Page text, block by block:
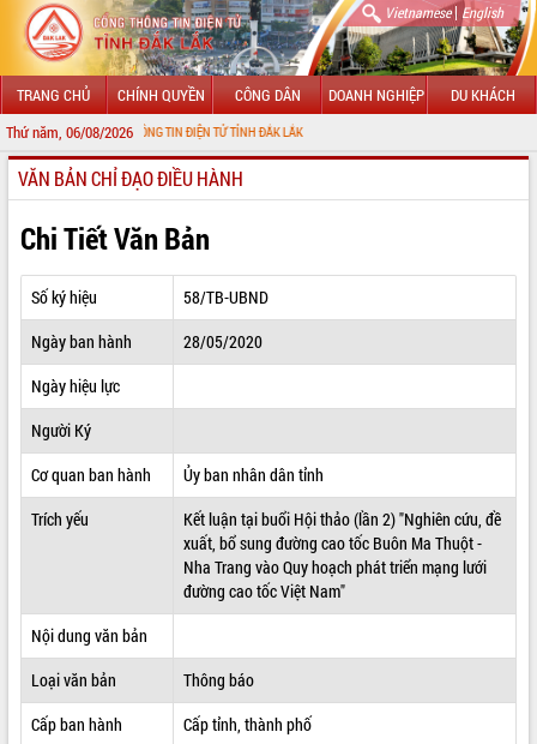
Vietnamese| English
TRANG CHỦ CHÍNH QUYỀN CÔNG DÂN DOANH NGHIỆP DU KHÁCH
Thứ năm, 06/08/2026
VỚI CỔNG THÔNG TIN ĐIỆN TỬ TỈNH ĐẮK LẮK
GIỚI THIỆU
LÃNH ĐẠO UBND TỈNH
TIN TỨC SỰ KIỆN
SỞ, BAN, NGÀNH
THÔNG TIN CHỈ ĐẠO ĐIỀU HÀNH
HỆ THỐNG VĂN BẢN
VĂN BẢN HĐND TỈNH
QUY HOẠCH - KẾ HOẠCH
VĂN BẢN CHỈ ĐẠO ĐIỀU HÀNH
Chi Tiết Văn Bản
Số ký hiệu
58/TB-UBND
Ngày ban hành
28/05/2020
Ngày hiệu lực
Người Ký
Cơ quan ban hành
Ủy ban nhân dân tỉnh
Trích yếu
Kết luận tại buổi Hội thảo (lần 2) "Nghiên cứu, đề
xuất, bổ sung đường cao tốc Buôn Ma Thuột -
Nha Trang vào Quy hoạch phát triển mạng lưới
đường cao tốc Việt Nam"
Nội dung văn bản
Loại văn bản
Thông báo
Cấp ban hành
Cấp tỉnh, thành phố